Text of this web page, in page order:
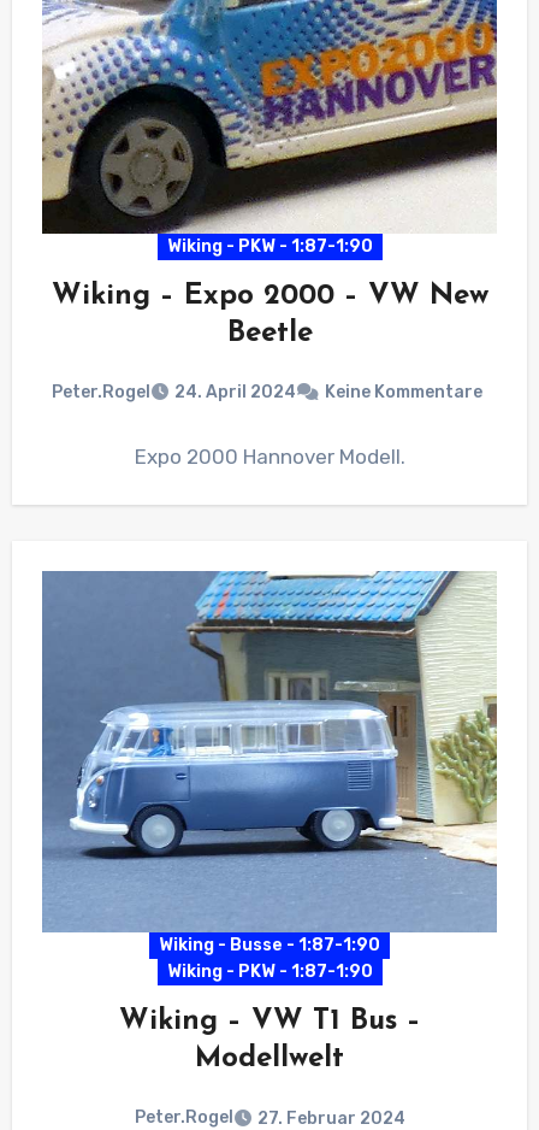
Wiking - PKW - 1:87-1:90
Wiking – Expo 2000 – VW New
Beetle
Peter.Rogel 24. April 2024 Keine Kommentare
Expo 2000 Hannover Modell.
Wiking - Busse - 1:87-1:90
Wiking - PKW - 1:87-1:90
Wiking – VW T1 Bus –
Modellwelt
Peter.Rogel
27. Februar 2024